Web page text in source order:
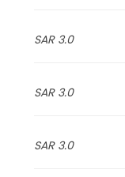
3.0 SAR
3.0 SAR
3.0 SAR